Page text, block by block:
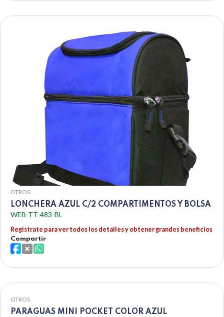
OTROS
LONCHERA AZUL C/2 COMPARTIMENTOS Y BOLSA
WEB-TT-483-BL
Registrate para ver todos los detalles y obtener grandes beneficios
Compartir
OTROS
PARAGUAS MINI POCKET COLOR AZUL